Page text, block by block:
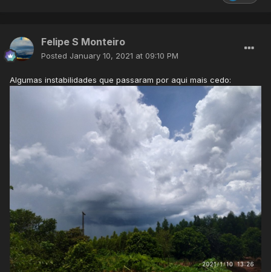
Felipe S Monteiro
Posted January 10, 2021 at 09:10 PM
Algumas instabilidades que passaram por aqui mais cedo: